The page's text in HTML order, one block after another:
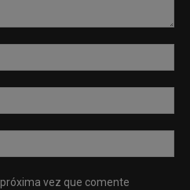
vez que comente